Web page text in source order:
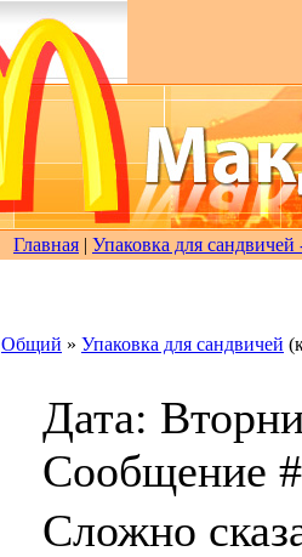
Главная | Упаковка для
Общий » Упаковка для сандвичей
Дата:
Сообщение
Сложно